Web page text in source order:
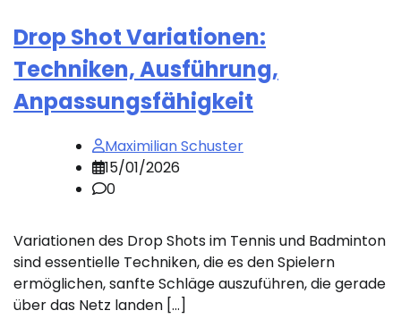
Drop Shot Variationen:
Techniken, Ausführung,
Anpassungsfähigkeit
Maximilian Schuster
15/01/2026
0
Variationen des Drop Shots im Tennis und Badminton
sind essentielle Techniken, die es den Spielern
ermöglichen, sanfte Schläge auszuführen, die gerade
über das Netz landen […]